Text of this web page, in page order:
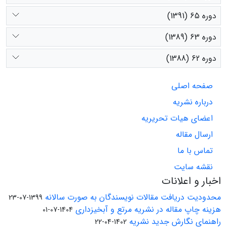
دوره 65 (1391)
دوره 63 (1389)
دوره 62 (1388)
صفحه اصلی
درباره نشریه
اعضای هیات تحریریه
ارسال مقاله
تماس با ما
نقشه سایت
اخبار و اعلانات
محدودیت دریافت مقالات نویسندگان به صورت سالانه 1399-07-23
هزینه چاپ مقاله در نشریه مرتع و آبخیزداری 1404-07-01
راهنمای نگارش جدید نشریه 1402-04-22